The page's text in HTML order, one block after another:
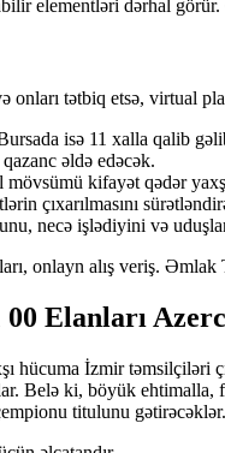
elementləri dərhal
onları tətbiq etsə, virtual
isə 11 xalla qalib
əldə edəcək.
kifayət qədər
çıxarılmasını
necə işlədiyini və
onlayn alış veriş.
Elanları
hücuma İzmir
Belə ki, böyük
titulunu